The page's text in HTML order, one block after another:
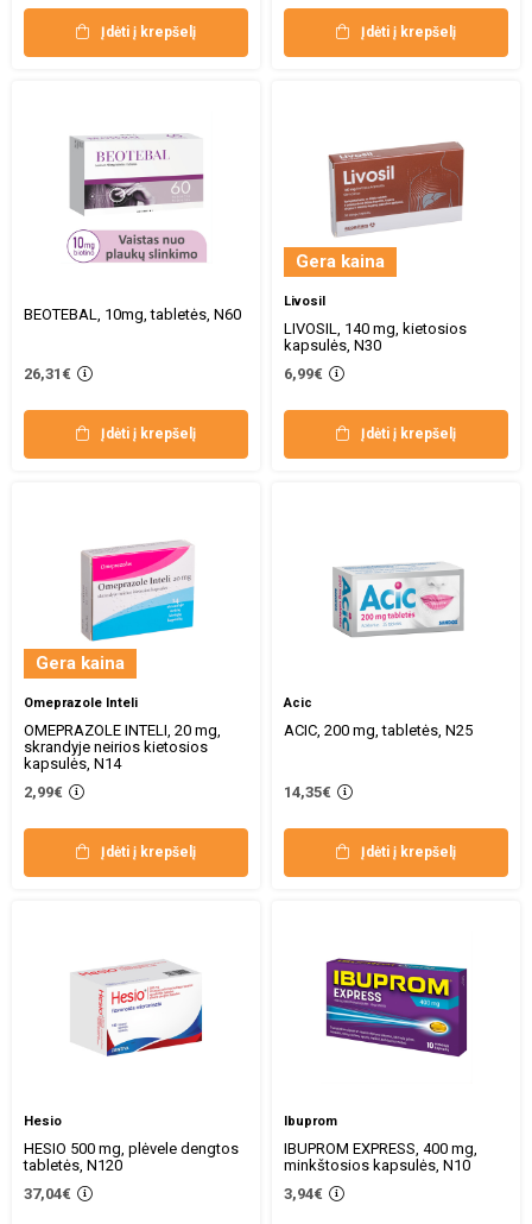
Įdėti į krepšelį Įdėti į krepšelį
BEOTEBAL, 10mg, tabletės, N60
26,31€
Įdėti į krepšelį
Gera kaina
Livosil
LIVOSIL, 140 mg, kietosios
kapsulės, N30
6,99€
Įdėti į krepšelį
Gera kaina
Omeprazole Inteli
OMEPRAZOLE INTELI, 20 mg,
skrandyje neirios kietosios
kapsulės, N14
2,99€
Įdėti į krepšelį
Acic
ACIC, 200 mg, tabletės, N25
14,35€
Įdėti į krepšelį
Hesio
HESIO 500 mg, plėvele dengtos
tabletės, N120
37,04€
Ibuprom
IBUPROM EXPRESS, 400 mg,
minkštosios kapsulės, N10
3,94€